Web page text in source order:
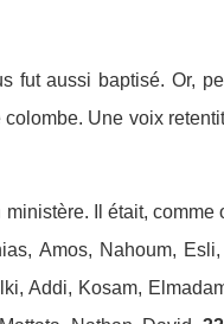
fut aussi baptisé. Or,
Une voix
Il était,
Amos, Nahoum,
Addi, Kosam,